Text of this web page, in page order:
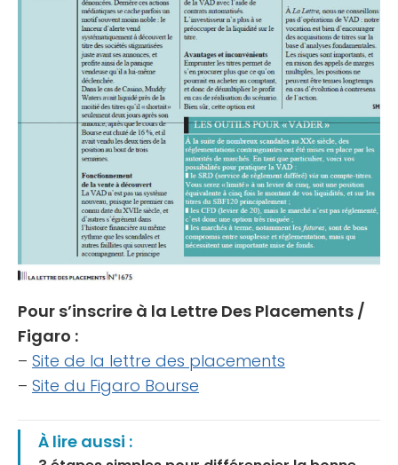
Pour s’inscrire à la Lettre Des Placements /
Figaro :
– Site de la lettre des placements
– Site du Figaro Bourse
À lire aussi :